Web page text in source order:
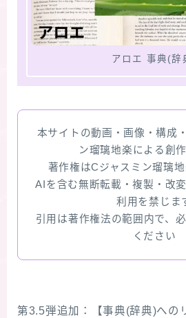
アロエ 事典(辞
本サイトの動画・画像・構成
ン瑠璃地楽による創
著作権はCジャスミン瑠璃
AIを含む無断転載・複製・改
利用を禁じま
引用は著作権法の範囲内で、
ください
第3.5弾追加：【事典(辞典)への